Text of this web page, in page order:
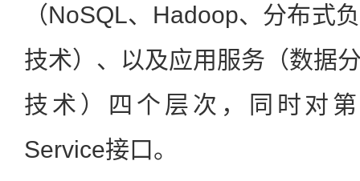
（NoSQL、Hadoop、分布式
技术）、以及应用服务（数据
技术）四个层次，同时对
Service接口。